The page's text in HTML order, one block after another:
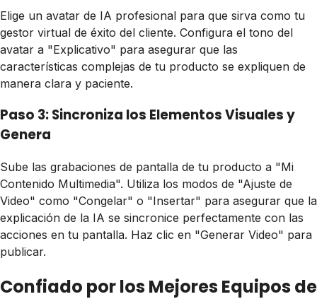
Elige un avatar de IA profesional para que sirva como tu
gestor virtual de éxito del cliente. Configura el tono del
avatar a "Explicativo" para asegurar que las
características complejas de tu producto se expliquen de
manera clara y paciente.
Paso 3: Sincroniza los Elementos Visuales y
Genera
Sube las grabaciones de pantalla de tu producto a "Mi
Contenido Multimedia". Utiliza los modos de "Ajuste de
Video" como "Congelar" o "Insertar" para asegurar que la
explicación de la IA se sincronice perfectamente con las
acciones en tu pantalla. Haz clic en "Generar Video" para
publicar.
Confiado por los Mejores Equipos de